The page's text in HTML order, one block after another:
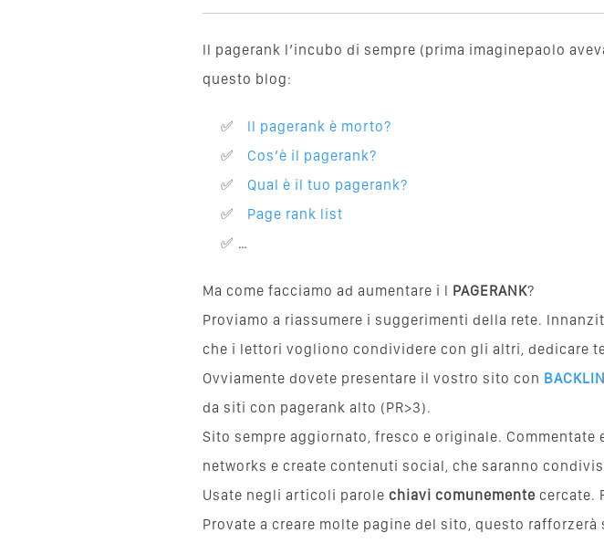
Il pagerank l’incubo di sempre (prima imaginepaolo
questo blog:
Il pagerank è morto?
Cos’è il pagerank?
Qual è il tuo pagerank?
Page rank list
…
Ma come facciamo ad aumentare i l PAGERANK?
Proviamo a riassumere i suggerimenti della rete.
che i lettori vogliono condividere con gli altri, dedicare
Ovviamente dovete presentare il vostro sito con
da siti con pagerank alto (PR>3).
Sito sempre aggiornato, fresco e originale.
networks e create contenuti social, che saranno
Usate negli articoli parole chiavi comunemente cercate.
Provate a creare molte pagine del sito, questo